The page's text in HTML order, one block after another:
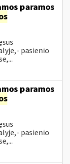
paramos
pasienio
paramos
pasienio